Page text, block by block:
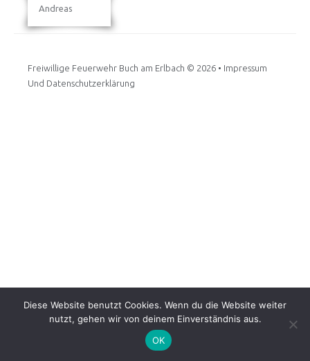
Freiwillige Feuerwehr Buch am Erlbach © 2026 • Impressum
Und Datenschutzerklärung
Diese Website benutzt Cookies. Wenn du die Website weiter
nutzt, gehen wir von deinem Einverständnis aus.
OK